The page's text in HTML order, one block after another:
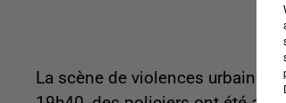
La scène de violences urbaines